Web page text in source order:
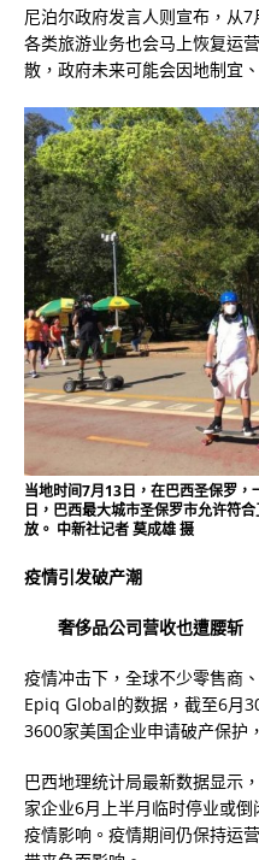
尼泊尔政府发言人则宣布，从
各类旅游业务也会马上恢复运
散，政府未来可能会因地制宜
当地时间7月13日，在巴西圣保罗
日，巴西最大城市圣保罗市允许符
放。 中新社记者 莫成雄 摄
疫情引发破产潮
奢侈品公司营收也遭腰斩
疫情冲击下，全球不少零售商
Epiq Global的数据，截至6月
3600家美国企业申请破产保护
巴西地理统计局最新数据显示
家企业6月上半月临时停业或
疫情影响。疫情期间仍保持运